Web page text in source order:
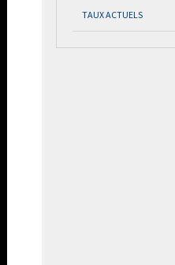
TAUX ACTUELS